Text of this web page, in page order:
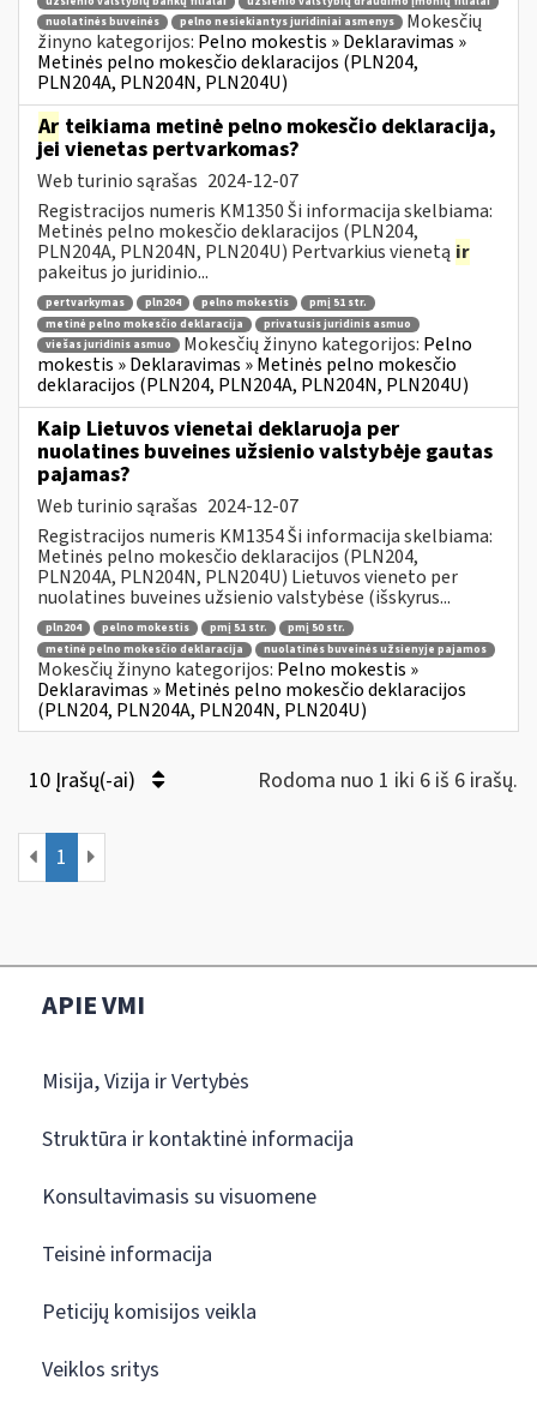
nuolatinės buveinės
pelno nesiekiantys juridiniai asmenys
Mokesčių
žinyno kategorijos: Pelno mokestis » Deklaravimas »
Metinės pelno mokesčio deklaracijos (PLN204,
PLN204A, PLN204N, PLN204U)
Ar teikiama metinė pelno mokesčio deklaracija,
jei vienetas pertvarkomas?
Web turinio sąrašas 2024-12-07
Registracijos numeris KM1350 Ši informacija skelbiama:
Metinės pelno mokesčio deklaracijos (PLN204,
PLN204A, PLN204N, PLN204U) Pertvarkius vienetą ir
pakeitus jo juridinio...
pertvarkymas pln204 pelno mokestis
pmį 51 str.
metinė pelno mokesčio deklaracija
privatusis juridinis asmuo
viešas juridinis asmuo
Mokesčių žinyno kategorijos: Pelno
mokestis » Deklaravimas » Metinės pelno mokesčio
deklaracijos (PLN204, PLN204A, PLN204N, PLN204U)
Kaip Lietuvos vienetai deklaruoja per
nuolatines buveines užsienio valstybėje gautas
pajamas?
Web turinio sąrašas 2024-12-07
Registracijos numeris KM1354 Ši informacija skelbiama:
Metinės pelno mokesčio deklaracijos (PLN204,
PLN204A, PLN204N, PLN204U) Lietuvos vieneto per
nuolatines buveines užsienio valstybėse (išskyrus...
pln204 pelno mokestis pmį 51 str.
pmį 50 str.
metinė pelno mokesčio deklaracija
nuolatinės buveinės užsienyje pajamos
Mokesčių žinyno kategorijos: Pelno mokestis »
Deklaravimas » Metinės pelno mokesčio deklaracijos
(PLN204, PLN204A, PLN204N, PLN204U)
10 Įrašų(-ai) Rodoma nuo 1 iki 6 iš 6 irašų.
1
APIE VMI
Misija, Vizija ir Vertybės
Struktūra ir kontaktinė informacija
Konsultavimasis su visuomene
Teisinė informacija
Peticijų komisijos veikla
Veiklos sritys